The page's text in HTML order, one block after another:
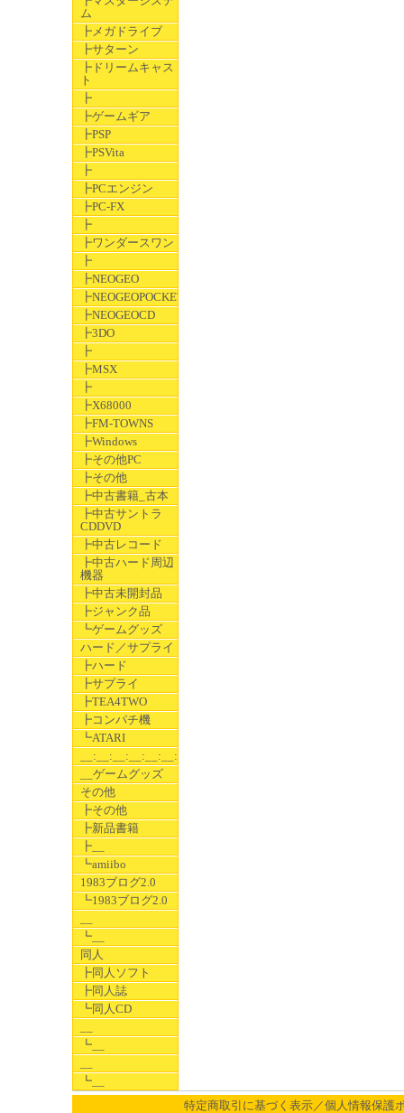
ム
┣メガドライブ
┣サターン
┣ドリームキャス
ト
┣
┣ゲームギア
┣PSP
┣PSVita
┣
┣PCエンジン
┣PC-FX
┣
┣ワンダースワン
┣
┣NEOGEO
┣NEOGEOPOCKET
┣NEOGEOCD
┣3DO
┣
┣MSX
┣
┣X68000
┣FM-TOWNS
┣Windows
┣その他PC
┣その他
┣中古書籍_古本
┣中古サントラ
CDDVD
┣中古レコード
┣中古ハード周辺
機器
┣中古未開封品
┣ジャンク品
┗ゲームグッズ
ハード／サプライ
┣ハード
┣サプライ
┣TEA4TWO
┣コンパチ機
┗ATARI
__:__:__:__:__:__:__
__ゲームグッズ
その他
┣その他
┣新品書籍
┣__
┗amiibo
1983ブログ2.0
┗1983ブログ2.0
┗__
同人
┣同人ソフト
┣同人誌
┗同人CD
┗__
┗__
特定商取引に基づく表示／個人情報保護